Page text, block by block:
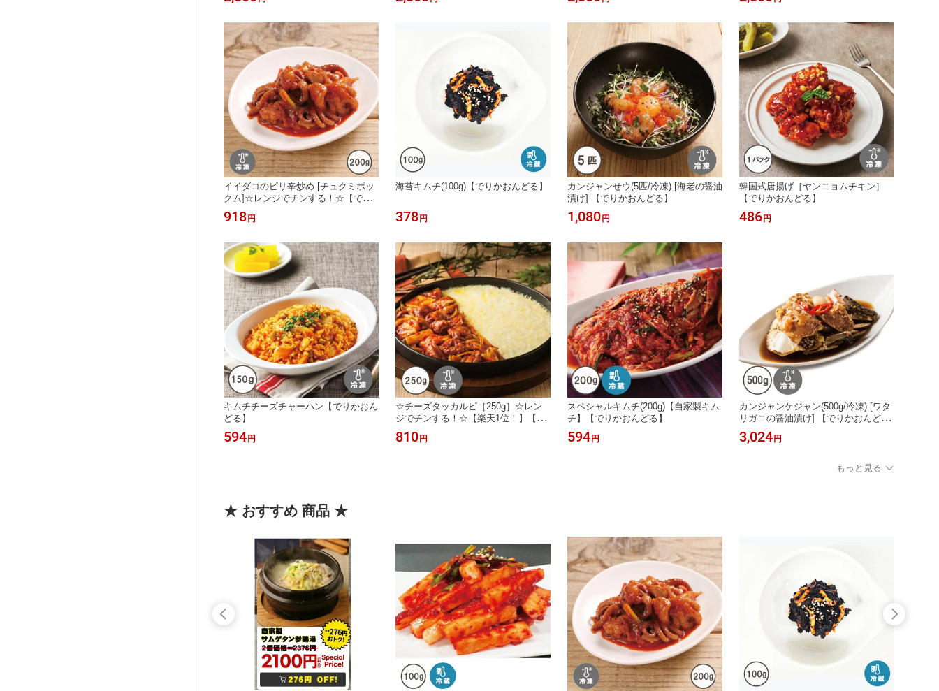
イイダコのピリ辛炒め [チュクミポッ
クム]☆レンジでチンする！☆【でり
かおんどる】
918円
海苔キムチ(100g)【でりかおんどる】
378円
カンジャンせウ(5匹/冷凍) [海老の醤油
漬け] 【でりかおんどる】
1,080円
韓国式唐揚げ［ヤンニョムチキン］
【でりかおんどる】
486円
キムチチーズチャーハン【でりかおん
どる】
594円
☆チーズタッカルビ［250g］☆レン
ジでチンする！☆【楽天1位！】【で
りかおんどる】
810円
スペシャルキムチ(200g)【自家製キム
チ】【でりかおんどる】
594円
カンジャンケジャン(500g/冷凍) [ワタ
リガニの醤油漬け] 【でりかおんど
る】
3,024円
もっと見る
★ おすすめ 商品 ★